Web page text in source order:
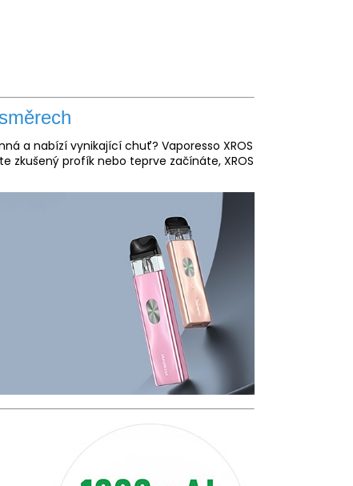
a nabízí vynikající chuť? Vaporesso XROS
zkušený profík nebo teprve začínáte, XROS